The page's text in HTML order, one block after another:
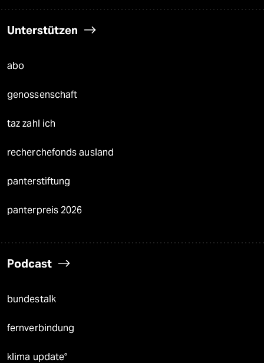
Unterstützen
abo
genossenschaft
taz zahl ich
recherchefonds ausland
panterstiftung
panterpreis 2026
Podcast
bundestalk
fernverbindung
klima update°